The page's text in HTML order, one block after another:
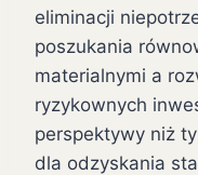
eliminacji
poszukania
materialnymi a
ryzykownych
perspektywy niż
dla odzyskania